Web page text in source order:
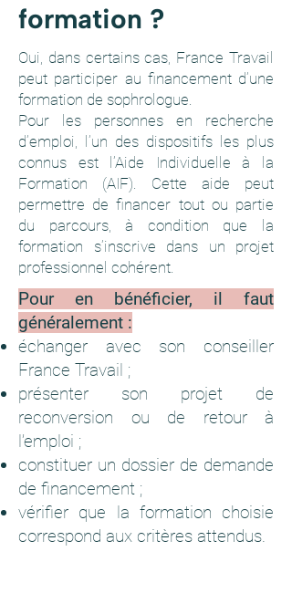
formation ?
Oui, dans certains cas, France Travail
peut participer au financement d’une
formation de sophrologue.
Pour les personnes en recherche
d’emploi, l’un des dispositifs les plus
connus est l’Aide Individuelle à la
Formation (AIF). Cette aide peut
permettre de financer tout ou partie
du parcours, à condition que la
formation s’inscrive dans un projet
professionnel cohérent.
Pour en bénéficier, il faut
généralement :
échanger avec son conseiller
France Travail ;
présenter son projet de
reconversion ou de retour à
l’emploi ;
constituer un dossier de demande
de financement ;
vérifier que la formation choisie
correspond aux critères attendus.